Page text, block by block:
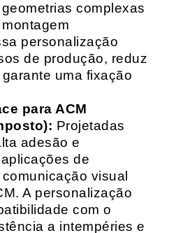
complexas
personalização
de produção, reduz
uma fixação
para ACM
Projetadas
adesão e
de
visual
A personalização
com o
a intempéries e